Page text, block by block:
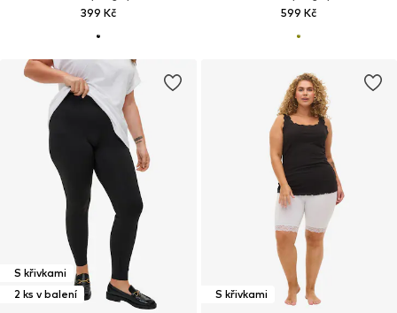
399 Kč 599 Kč
S křivkami
2 ks v balení
S křivkami